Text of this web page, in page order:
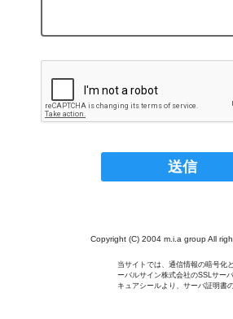
Copyright (C) 2004 m.i.a group All
当サイトでは、通信情報の暗号化
ーバルサイン株式会社のSSLサー
キュアシールより、サーバ証明書